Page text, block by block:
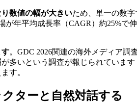
数値の幅が大きいため、単一の数
が年平均成長率（CAGR）約25%
す。GDC 2026関連の海外メディア調
多いという調査が報じられていま
す。
ターと自然対話する